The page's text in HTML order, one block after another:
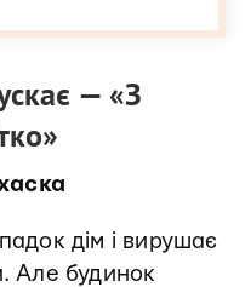
— «З
дім і вирушає
Але будинок